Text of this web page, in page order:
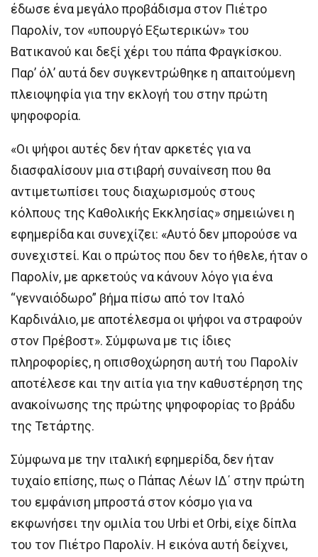
έδωσε ένα μεγάλο προβάδισμα στον Πιέτρο
Παρολίν, τον «υπουργό Εξωτερικών» του
Βατικανού και δεξί χέρι του πάπα Φραγκίσκου.
Παρ’ όλ’ αυτά δεν συγκεντρώθηκε η απαιτούμενη
πλειοψηφία για την εκλογή του στην πρώτη
ψηφοφορία.
«Οι ψήφοι αυτές δεν ήταν αρκετές για να
διασφαλίσουν μια στιβαρή συναίνεση που θα
αντιμετωπίσει τους διαχωρισμούς στους
κόλπους της Καθολικής Εκκλησίας» σημειώνει η
εφημερίδα και συνεχίζει: «Αυτό δεν μπορούσε να
συνεχιστεί. Και ο πρώτος που δεν το ήθελε, ήταν ο
Παρολίν, με αρκετούς να κάνουν λόγο για ένα
“γενναιόδωρο” βήμα πίσω από τον Ιταλό
Καρδινάλιο, με αποτέλεσμα οι ψήφοι να στραφούν
στον Πρέβοστ». Σύμφωνα με τις ίδιες
πληροφορίες, η οπισθοχώρηση αυτή του Παρολίν
αποτέλεσε και την αιτία για την καθυστέρηση της
ανακοίνωσης της πρώτης ψηφοφορίας το βράδυ
της Τετάρτης.
Σύμφωνα με την ιταλική εφημερίδα, δεν ήταν
τυχαίο επίσης, πως ο Πάπας Λέων ΙΔ΄ στην πρώτη
του εμφάνιση μπροστά στον κόσμο για να
εκφωνήσει την ομιλία του Urbi et Orbi, είχε δίπλα
του τον Πιέτρο Παρολίν. Η εικόνα αυτή δείχνει,